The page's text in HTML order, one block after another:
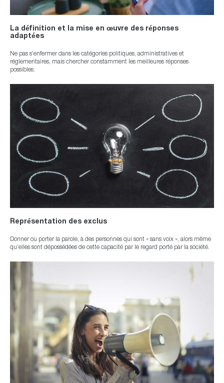
La définition et la mise en œuvre des réponses
adaptées
Ne pas s’enfermer dans les catégories politiques, administratives et
réglementaires, mais chercher constamment les meilleures réponses
possibles.
Représentation des exclus
Donner ou porter la parole, à des personnes qui sont « sans voix », alors même
qu’elles sont dépossédées de cette capacité par le regard porté par la société.